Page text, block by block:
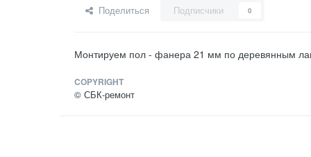
Поделиться Подписчики 0
Монтируем пол - фанера 21 мм по деревянным
COPYRIGHT
© СБК-ремонт